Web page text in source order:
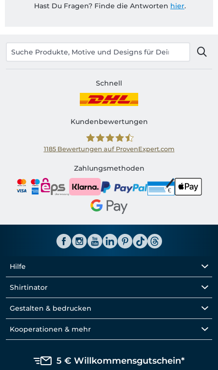
Hast Du Fragen? Finde die Antworten hier.
Schnell
Kundenbewertungen
Shirtinator AT
1185Bewertungen auf ProvenExpert.com
Zahlungsmethoden
Hilfe
Shirtinator
Gestalten & bedrucken
Kooperationen & mehr
5 € Willkommensgutschein*